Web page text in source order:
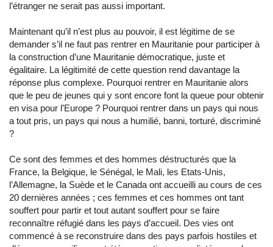
l’étranger ne serait pas aussi important.
Maintenant qu’il n’est plus au pouvoir, il est légitime de se
demander s’il ne faut pas rentrer en Mauritanie pour participer à
la construction d’une Mauritanie démocratique, juste et
égalitaire. La légitimité de cette question rend davantage la
réponse plus complexe. Pourquoi rentrer en Mauritanie alors
que le peu de jeunes qui y sont encore font la queue pour obtenir
en visa pour l’Europe ? Pourquoi rentrer dans un pays qui nous
a tout pris, un pays qui nous a humilié, banni, torturé, discriminé
?
Ce sont des femmes et des hommes déstructurés que la
France, la Belgique, le Sénégal, le Mali, les Etats-Unis,
l’Allemagne, la Suède et le Canada ont accueilli au cours de ces
20 dernières années ; ces femmes et ces hommes ont tant
souffert pour partir et tout autant souffert pour se faire
reconnaître réfugié dans les pays d’accueil. Des vies ont
commencé à se reconstruire dans des pays parfois hostiles et